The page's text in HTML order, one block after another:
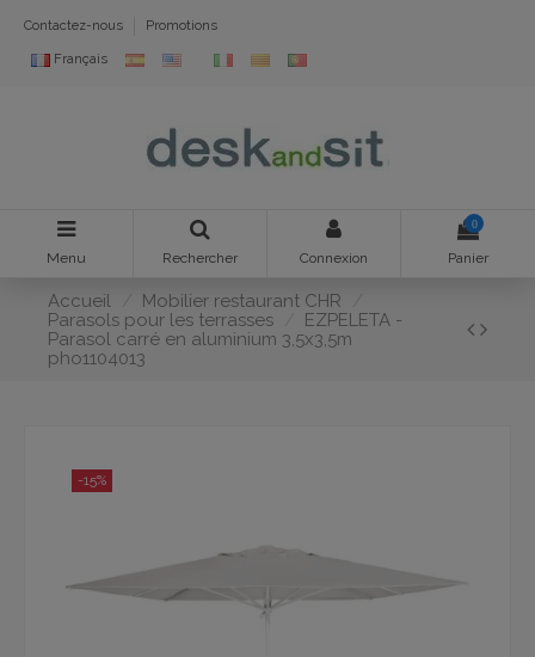
Contactez-nous Promotions
Français
Menu Rechercher Connexion
0
Panier
Accueil
Mobilier restaurant CHR
Parasols pour les terrasses
EZPELETA -
Parasol carré en aluminium 3,5x3,5m
pho1104013
-15%